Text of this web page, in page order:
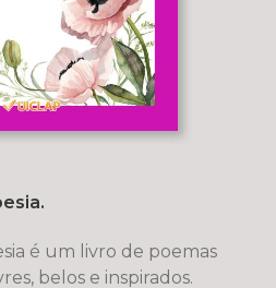
é um livro de poemas
belos e inspirados.